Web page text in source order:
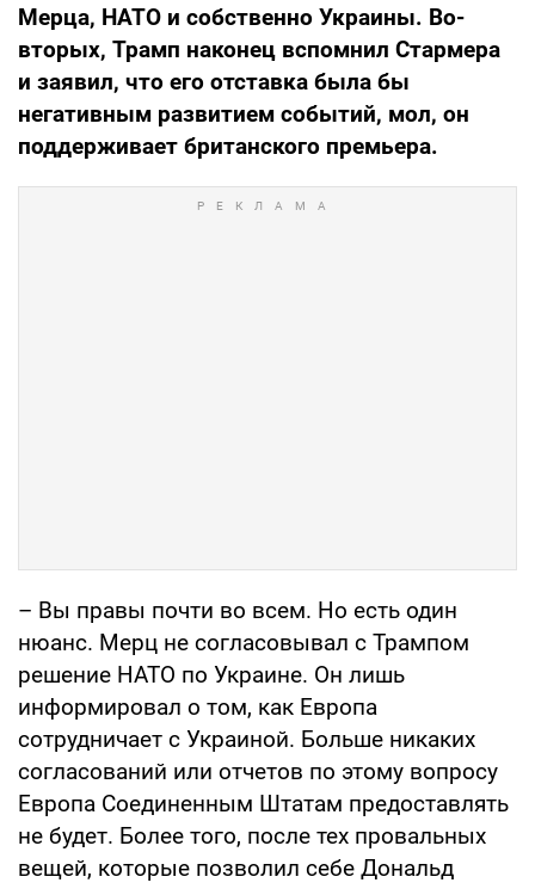
Мерца, НАТО и собственно Украины. Во-
вторых, Трамп наконец вспомнил Стармера
и заявил, что его отставка была бы
негативным развитием событий, мол, он
поддерживает британского премьера.
– Вы правы почти во всем. Но есть один
нюанс. Мерц не согласовывал с Трампом
решение НАТО по Украине. Он лишь
информировал о том, как Европа
сотрудничает с Украиной. Больше никаких
согласований или отчетов по этому вопросу
Европа Соединенным Штатам предоставлять
не будет. Более того, после тех провальных
вещей, которые позволил себе Дональд